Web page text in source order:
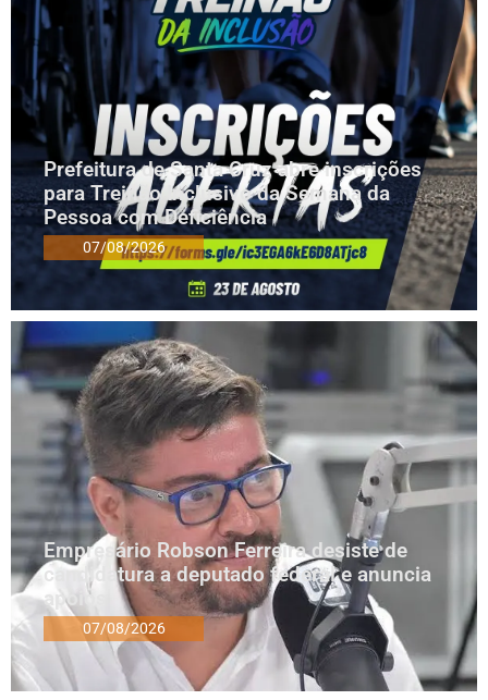
Prefeitura de Santa Cruz abre inscrições
para Treinão Inclusivo da Semana da
Pessoa com Deficiência
07/08/2026
Empresário Robson Ferreira desiste de
candidatura a deputado federal e anuncia
apoios
07/08/2026